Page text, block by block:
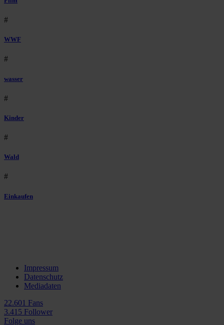
#
WWF
#
wasser
#
Kinder
#
Wald
#
Einkaufen
Impressum
Datenschutz
Mediadaten
22.601 Fans
3.415 Follower
Folge uns